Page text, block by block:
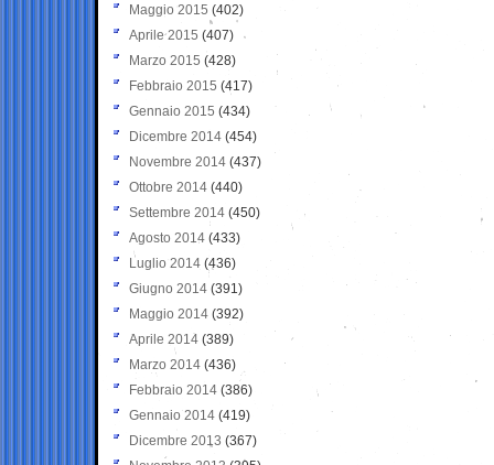
Maggio 2015 (402)
Aprile 2015 (407)
Marzo 2015 (428)
Febbraio 2015 (417)
Gennaio 2015 (434)
Dicembre 2014 (454)
Novembre 2014 (437)
Ottobre 2014 (440)
Settembre 2014 (450)
Agosto 2014 (433)
Luglio 2014 (436)
Giugno 2014 (391)
Maggio 2014 (392)
Aprile 2014 (389)
Marzo 2014 (436)
Febbraio 2014 (386)
Gennaio 2014 (419)
Dicembre 2013 (367)